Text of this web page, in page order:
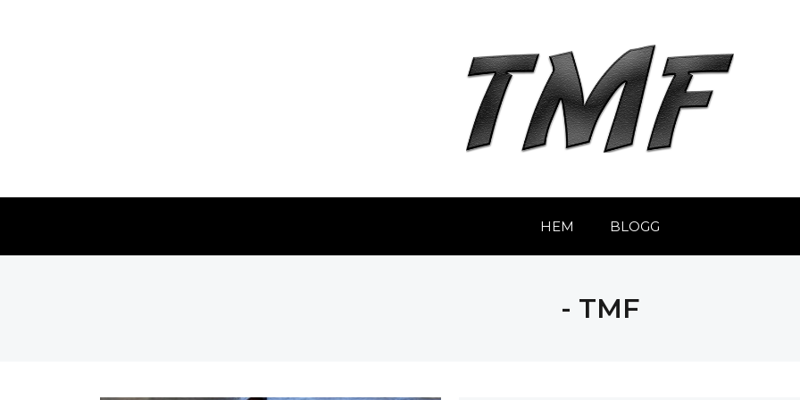
HEM BLOGG
- TMF